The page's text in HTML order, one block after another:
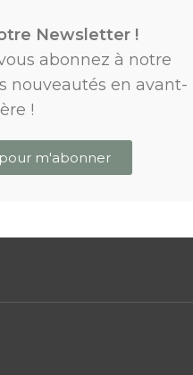
Newsletter !
abonnez à notre
nouveautés en avant-
!
m'abonner